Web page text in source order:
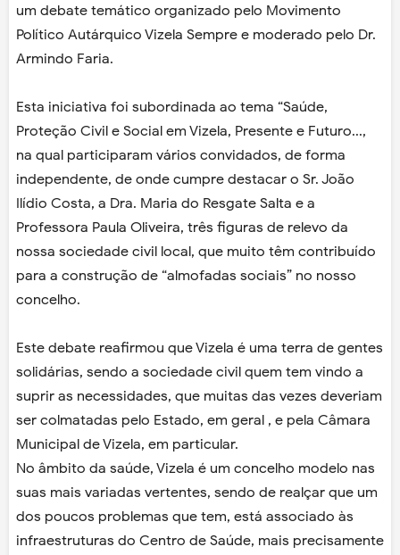
um debate temático organizado pelo Movimento
Político Autárquico Vizela Sempre e moderado pelo Dr.
Armindo Faria.
Esta iniciativa foi subordinada ao tema “Saúde,
Proteção Civil e Social em Vizela, Presente e Futuro...,
na qual participaram vários convidados, de forma
independente, de onde cumpre destacar o Sr. João
Ilídio Costa, a Dra. Maria do Resgate Salta e a
Professora Paula Oliveira, três figuras de relevo da
nossa sociedade civil local, que muito têm contribuído
para a construção de “almofadas sociais” no nosso
concelho.
Este debate reafirmou que Vizela é uma terra de gentes
solidárias, sendo a sociedade civil quem tem vindo a
suprir as necessidades, que muitas das vezes deveriam
ser colmatadas pelo Estado, em geral , e pela Câmara
Municipal de Vizela, em particular.
No âmbito da saúde, Vizela é um concelho modelo nas
suas mais variadas vertentes, sendo de realçar que um
dos poucos problemas que tem, está associado às
infraestruturas do Centro de Saúde, mais precisamente